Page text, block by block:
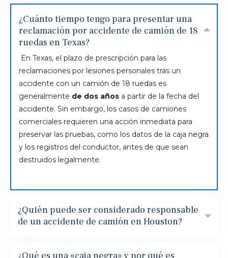
¿Cuánto tiempo tengo para presentar una
reclamación por accidente de camión de 18
ruedas en Texas?
En Texas, el plazo de prescripción para las
reclamaciones por lesiones personales tras un
accidente con un camión de 18 ruedas es
generalmente de dos años a partir de la fecha del
accidente. Sin embargo, los casos de camiones
comerciales requieren una acción inmediata para
preservar las pruebas, como los datos de la caja negra
y los registros del conductor, antes de que sean
destruidos legalmente.
¿Quién puede ser considerado responsable
de un accidente de camión en Houston?
¿Qué es una «caja negra» y por qué es